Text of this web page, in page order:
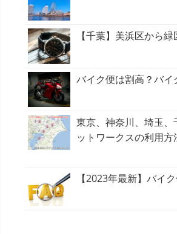
【千葉】美浜区から
バイク便は割高？バ
東京、神奈川、埼玉
ットワークスの利用方
【2023年最新】バイ